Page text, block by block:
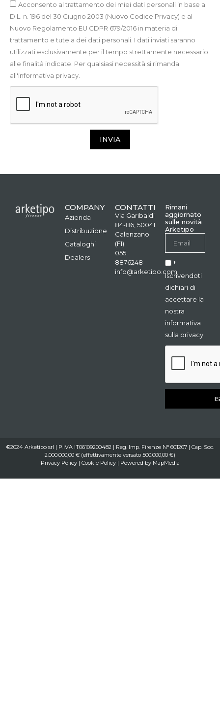
Acconsento al trattamento dei miei dati personali in base al
D.L. n. 196 del 30 Giugno 2003 (Nuovo Codice Privacy) e al
Nuovo Regolamento EU GDPR 679/2016 in materia di
trattamento e tutela dei dati personali. I dati inviati saranno
utilizzati esclusivamente per il tempo strettamente necessario
alle finalità indicate. Per qualsiasi necessità si rimanda
all'informativa privacy.
INVIA
COMPANY
Azienda
Distribuzione
Cataloghi
Dealers
CONTATTI
Via Garibaldi
84-86, 50041
Calenzano
(FI)
055
8876248
info@arketipo.com
Rimani
aggiornato
sulle novità
Arketipo
*
Iscrivendoti
dichiari di
accettare la
nostra
informativa
sulla privacy.
®2024 Arketipo srl | P.IVA IT06109200482 | Reg. Imp. Firenze N° 601207 | Cap. Soc.
2.000.000,00 € (effettivamente versato 500.000,00 €)
Privacy Policy| Cookie Policy| Powered by MapMedia